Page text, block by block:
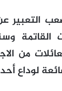
التعبير
القاتمة
من
لوداع